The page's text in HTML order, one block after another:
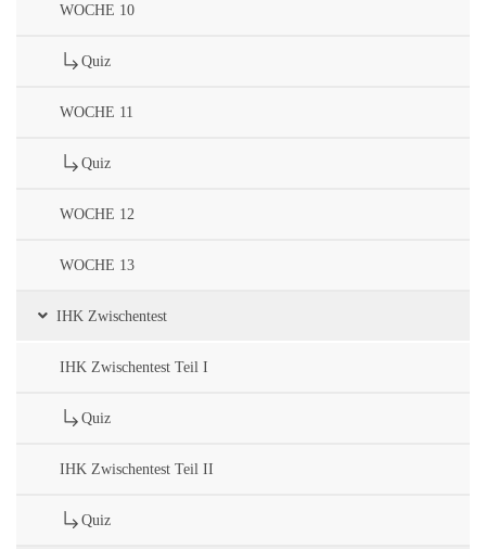
WOCHE 10
Quiz
WOCHE 11
Quiz
WOCHE 12
WOCHE 13
IHK Zwischentest
IHK Zwischentest Teil I
Quiz
IHK Zwischentest Teil II
Quiz